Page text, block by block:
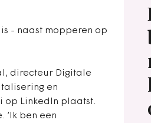
- naast mopperen op
directeur Digitale
en
op LinkedIn plaatst.
‘ Ik ben een